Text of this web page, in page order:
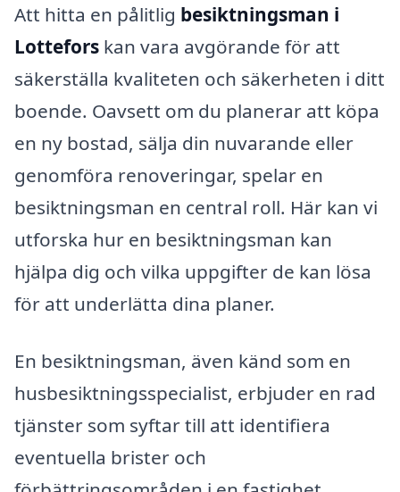
Att hitta en pålitlig besiktningsman i
Lottefors kan vara avgörande för att
säkerställa kvaliteten och säkerheten i ditt
boende. Oavsett om du planerar att köpa
en ny bostad, sälja din nuvarande eller
genomföra renoveringar, spelar en
besiktningsman en central roll. Här kan vi
utforska hur en besiktningsman kan
hjälpa dig och vilka uppgifter de kan lösa
för att underlätta dina planer.
En besiktningsman, även känd som en
husbesiktningsspecialist, erbjuder en rad
tjänster som syftar till att identifiera
eventuella brister och